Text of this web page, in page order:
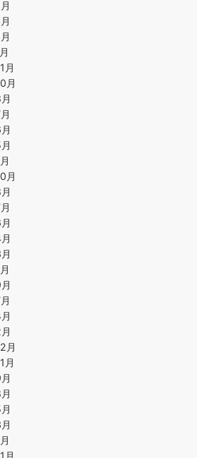
月
月
月
月
月
月